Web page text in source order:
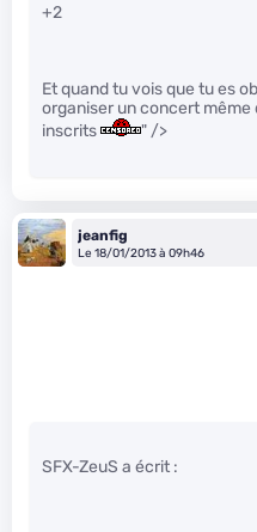
+2
Et quand tu vois que tu es
organiser un concert même
inscrits
" />
jeanfig
Le 18/01/2013 à 09h46
SFX-ZeuS a écrit :